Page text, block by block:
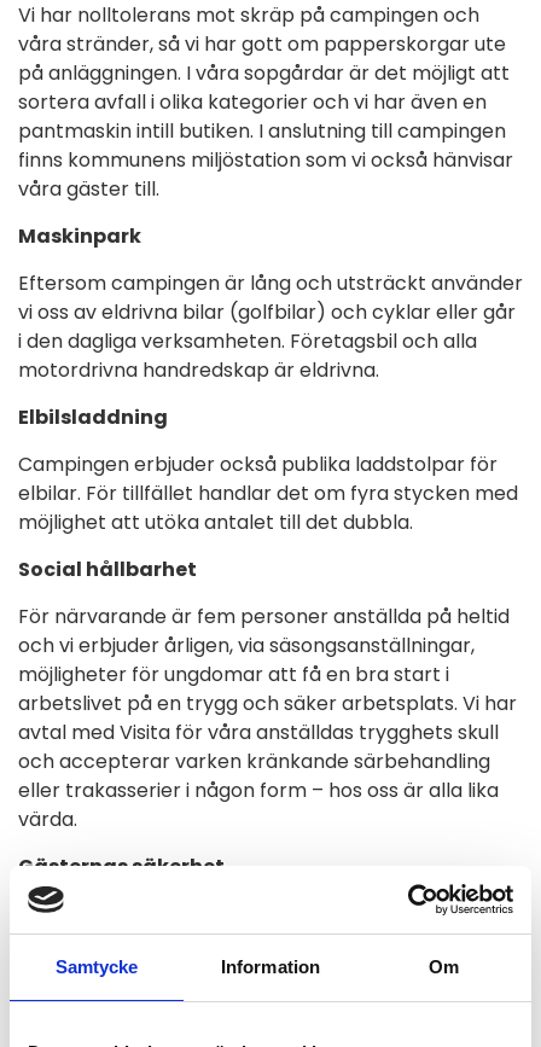
Samtycke Information Om
Vi har nolltolerans mot skräp på campingen och
våra stränder, så vi har gott om papperskorgar ute
på anläggningen. I våra sopgårdar är det möjligt att
sortera avfall i olika kategorier och vi har även en
pantmaskin intill butiken. I anslutning till campingen
finns kommunens miljöstation som vi också hänvisar
våra gäster till.
Maskinpark
Eftersom campingen är lång och utsträckt använder
vi oss av eldrivna bilar (golfbilar) och cyklar eller går
i den dagliga verksamheten. Företagsbil och alla
motordrivna handredskap är eldrivna.
Elbilsladdning
Campingen erbjuder också publika laddstolpar för
elbilar. För tillfället handlar det om fyra stycken med
möjlighet att utöka antalet till det dubbla.
Social hållbarhet
För närvarande är fem personer anställda på heltid
och vi erbjuder årligen, via säsongsanställningar,
möjligheter för ungdomar att få en bra start i
arbetslivet på en trygg och säker arbetsplats. Vi har
avtal med Visita för våra anställdas trygghets skull
och accepterar varken kränkande särbehandling
eller trakasserier i någon form – hos oss är alla lika
värda.
Gästernas säkerhet
På campingen arbetas ständigt med gästernas
säkerhet i åtanke, speciellt under högsäsong följer vi
med och placerar alla ekipage på plats för att
garantera säkerhetsavstånd mellan ekipagen.